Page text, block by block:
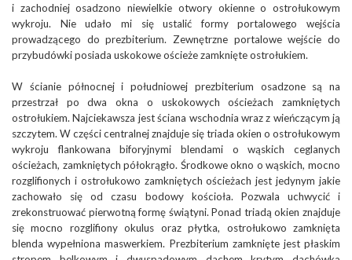
i zachodniej osadzono niewielkie otwory okienne o ostrołukowym
wykroju. Nie udało mi się ustalić formy portalowego wejścia
prowadzącego do prezbiterium. Zewnętrzne portalowe wejście do
przybudówki posiada uskokowe ościeże zamknięte ostrołukiem.
W ścianie północnej i południowej prezbiterium osadzone są na
przestrzał po dwa okna o uskokowych ościeżach zamkniętych
ostrołukiem. Najciekawsza jest ściana wschodnia wraz z wieńczącym ją
szczytem. W części centralnej znajduje się triada okien o ostrołukowym
wykroju flankowana biforyjnymi blendami o wąskich ceglanych
ościeżach, zamkniętych półokrągło. Środkowe okno o wąskich, mocno
rozglifionych i ostrołukowo zamkniętych ościeżach jest jedynym jakie
zachowało się od czasu bodowy kościoła. Pozwala uchwycić i
zrekonstruować pierwotną formę świątyni. Ponad triadą okien znajduje
się mocno rozglifiony okulus oraz płytka, ostrołukowo zamknięta
blenda wypełniona maswerkiem. Prezbiterium zamknięte jest płaskim